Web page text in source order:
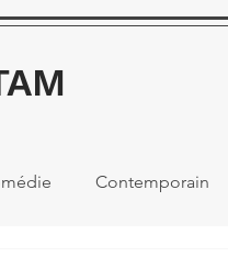
Contemporain